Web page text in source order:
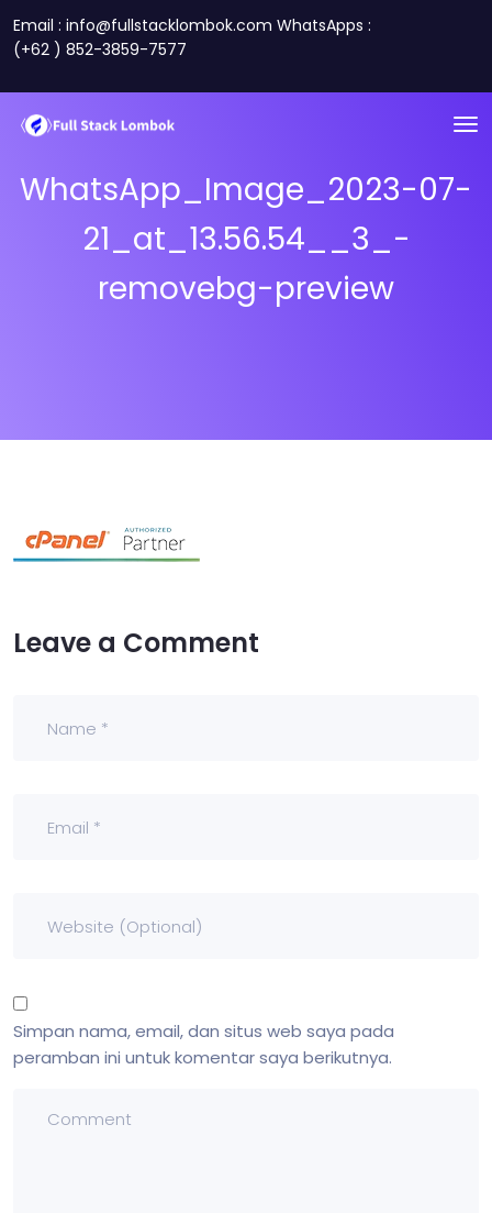
Email : info@fullstacklombok.com WhatsApps :
(+62 ) 852-3859-7577
WhatsApp_Image_2023-07-
21_at_13.56.54__3_-
removebg-preview
Leave a Comment
Simpan nama, email, dan situs web saya pada
peramban ini untuk komentar saya berikutnya.